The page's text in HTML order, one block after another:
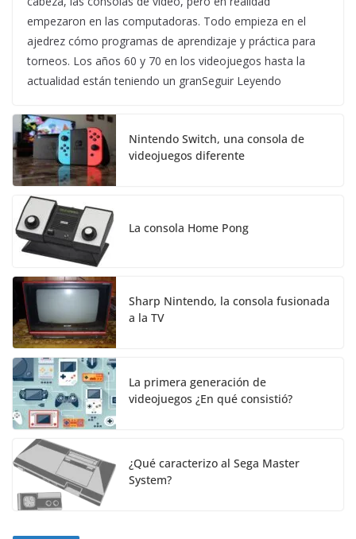
empezaron en las computadoras. Todo empieza en el
ajedrez cómo programas de aprendizaje y práctica para
torneos. Los años 60 y 70 en los videojuegos hasta la
actualidad están teniendo un granSeguir Leyendo
Nintendo Switch, una consola de
videojuegos diferente
La consola Home Pong
Sharp Nintendo, la consola fusionada
a la TV
La primera generación de
videojuegos ¿En qué consistió?
¿Qué caracterizo al Sega Master
System?